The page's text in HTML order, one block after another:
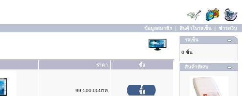
ข้อมูลสมาชิก | สินค้าในรถเข็น | ชำระเงิน
ราคา ซื้อ
99,500.00บาท
รถเข็น
0 ชิ้น
สินค้าพิเศษ